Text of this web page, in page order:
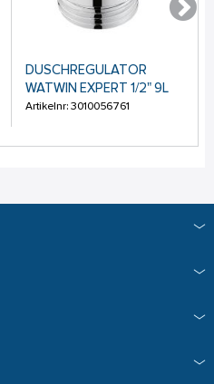
DUSCHREGULATOR
WATWIN EXPERT 1/2" 9L
Artikelnr: 3010056761